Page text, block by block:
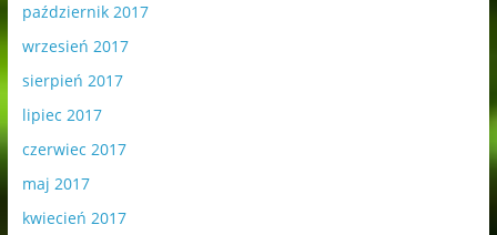
październik 2017
wrzesień 2017
sierpień 2017
lipiec 2017
czerwiec 2017
maj 2017
kwiecień 2017